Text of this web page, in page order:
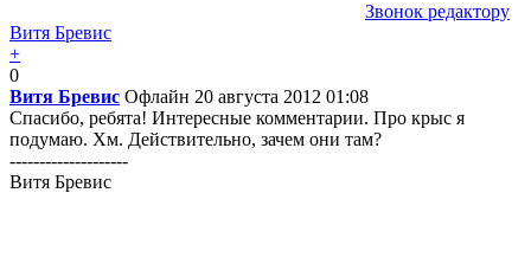
Звонок редактору
Витя Бревис
+
0
Витя Бревис Офлайн 20 августа 2012 01:08
Спасибо, ребята! Интересные комментарии. Про крыс я
подумаю. Хм. Действительно, зачем они там?
--------------------
Витя Бревис